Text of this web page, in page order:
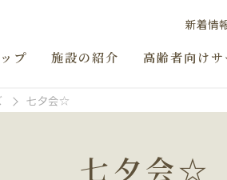
新着情
プ 施設の紹介 高齢者向けサ
七夕会☆
七夕会☆